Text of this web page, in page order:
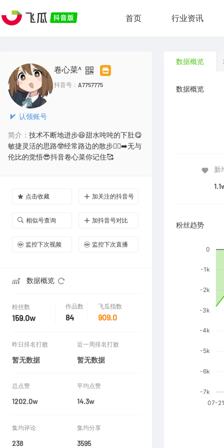
首页 行业资讯
认领账号
卷心菜^
抖音号： A7757775
简介： 技术不断地进步😆甜水吨吨的下肚😋
敏捷灵活的思路🤓经常路边的散步🚶‍♀️‍➡️无与
伦比的觉悟😎抖音卷心菜你记住🥰
点击收藏 加关注的抖音号
相似号查询 加抖音号对比
监控下次视频 监控下次直播
数据概览
粉丝数
159.0w
作品数
84
飞瓜指数
909.0
昨日排名打败
暂无数据
近一周排名打败
暂无数据
总点赞
1202.0w
平均点赞
14.3w
集均评论
238
集均分享
3595
数据概览
数据概览
新
粉丝趋势